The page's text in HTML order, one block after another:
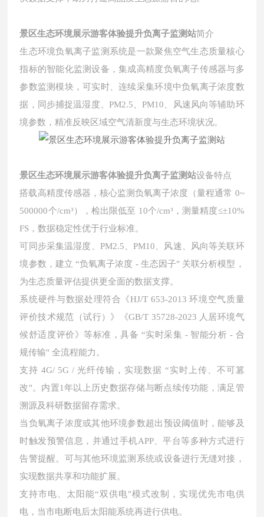
景区生态环境展示游客体验提升负离子监测站简介
生态环境负氧离子监测系统是一款聚焦空气生态质量核心
指标的智能化监测设备，集成高精度负氧离子传感器与多
参数监测模块，可实时、连续采集环境中负氧离子浓度数
据，同步捕捉温湿度、PM2.5、PM10、风速风向等辅助环
境参数，精准反映区域空气清新度与生态环境状况。
景区生态环境展示游客体验提升负离子监测站设备特点
搭载高精度传感器，核心监测负氧离子浓度（量程通常 0~
500000个/cm³），检出限低至 10个/cm³，测量精度≤±10%
FS，数据稳定性优于行业标准。
可同步采集温湿度、PM2.5、PM10、风速、风向等关联环
境参数，建立 “负氧离子浓度 - 生态因子" 关联分析模型，
为生态质量评估提供更全面的数据支撑。
系统硬件与数据处理符合《HJ/T 653-2013 环境空气质量
评价技术规范（试行）》《GB/T 35728-2023 人居环境气
候舒适度评价》等标准，具备 “实时采集 - 智能分析 - 合
规传输" 全流程能力。
支持 4G/ 5G / 光纤传输，实现数据 “实时上传、不可篡
改"。内置1年以上历史数据存储与断点续传功能，满足管
溯源及科研数据留存需求。
当负氧离子浓度或其他环境参数超出预设阈值时，能够及
时触发预警信息，并通过手机APP、平台等多种方式进行
告警提醒。可与其他环境监测系统或设备进行无缝对接，
实现数据共享和功能扩展。
支持市电、太阳能“双供电"模式改制，实现优先市电供
电，当市电断电后太阳能系统再进行供电。